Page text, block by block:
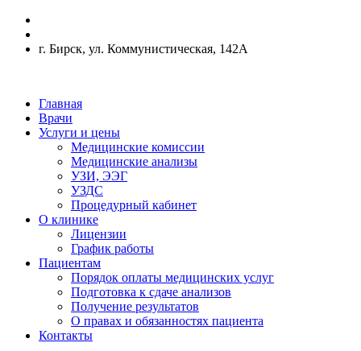
г. Бирск, ул. Коммунистическая, 142А
Главная
Врачи
Услуги и цены
Медицинские комиссии
Медицинские анализы
УЗИ, ЭЭГ
УЗДС
Процедурный кабинет
О клинике
Лицензии
График работы
Пациентам
Порядок оплаты медицинских услуг
Подготовка к сдаче анализов
Получение результатов
О правах и обязанностях пациента
Контакты